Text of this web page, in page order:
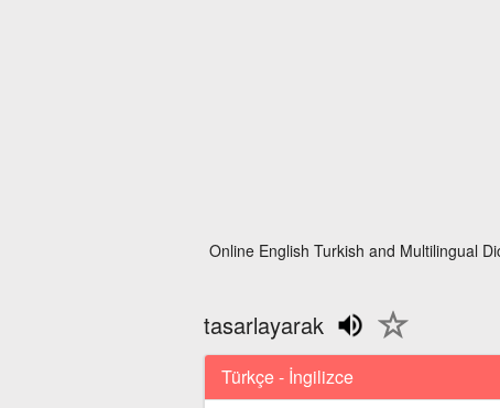
Online English Turkish and Multilingual
tasarlayarak
Türkçe - İngilizce